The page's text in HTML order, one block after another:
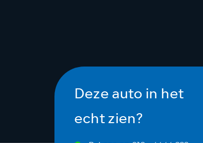
Deze auto in het
echt zien?